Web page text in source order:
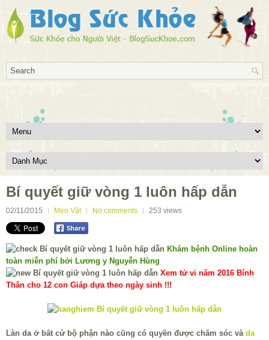
Bí quyết giữ vòng 1 luôn hấp dẫn
02/11/2015 Mẹo Vặt No comments 253 views
Khám bệnh Online hoàn
toàn miễn phí bởi Lương y Nguyễn Hùng
Xem tử vi năm 2016 Bính
Thân cho 12 con Giáp dựa theo ngày sinh !!!
Làn da ở bất cứ bộ phận nào cũng có quyền được chăm sóc và da